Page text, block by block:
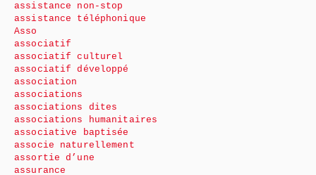
assistance non-stop
assistance téléphonique
Asso
associatif
associatif culturel
associatif développé
association
associations
associations dites
associations humanitaires
associative baptisée
associe naturellement
assortie d’une
assurance